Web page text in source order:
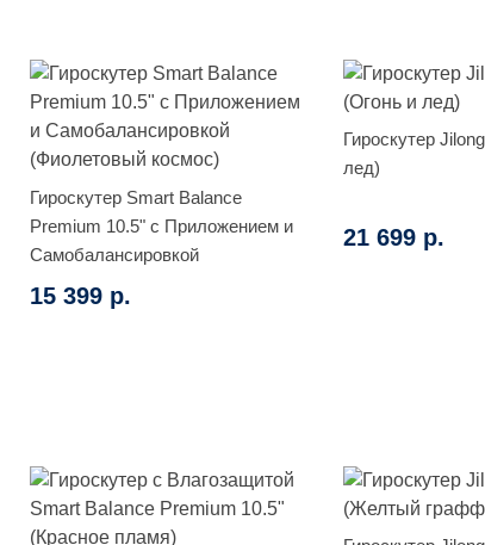
Гироскутер Smart Balance
Premium 10.5" с Приложением и
Самобалансировкой
(Фиолетовый космос)
15 399 р.
Гироскутер
лед)
21 699 р.